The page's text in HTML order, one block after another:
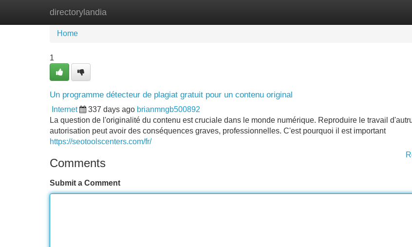
directorylandia
Home New Site Listings
Home
1
Un programme détecteur de plagiat gratuit pour un contenu original
Internet 337 days ago brianmngb500892
La question de l'originalité du contenu est cruciale dans le monde numérique. Reproduire le travail
autorisation peut avoir des conséquences graves, professionnelles. C'est pourquoi il est important
https://seotoolscenters.com/fr/
Comments
Submit a Comment